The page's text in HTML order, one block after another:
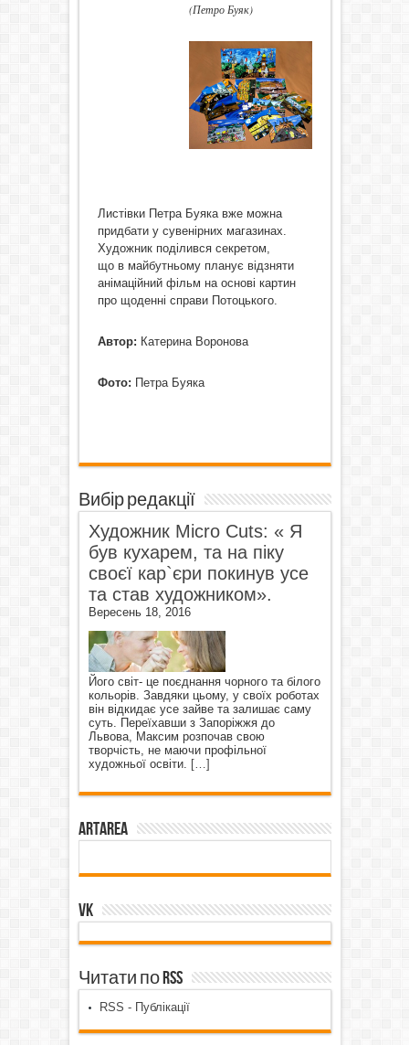
(Петро Буяк)
Листівки Петра Буяка вже можна
придбати у сувенірних магазинах.
Художник поділився секретом,
що в майбутньому планує відзняти
анімаційний фільм на основі картин
про щоденні справи Потоцького.
Автор: Катерина Воронова
Фото: Петра Буяка
Вибір редакції
Художник Micro Cuts: « Я
був кухарем, та на піку
своєї кар`єри покинув усе
та став художником».
Вересень 18, 2016
Його світ- це поєднання чорного та білого
кольорів. Завдяки цьому, у своїх роботах
він відкидає усе зайве та залишає саму
суть. Переїхавши з Запоріжжя до
Львова, Максим розпочав свою
творчість, не маючи профільної
художньої освіти. […]
ArtArea
VK
Читати по RSS
RSS - Публікації